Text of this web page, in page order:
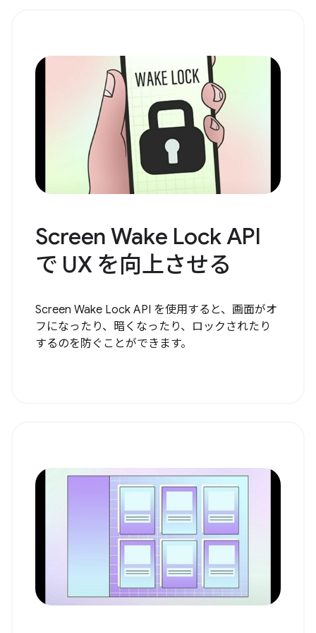
Screen Wake Lock API
で UX を向上させる
Screen Wake Lock API を使用すると、画面がオ
フになったり、暗くなったり、ロックされたり
するのを防ぐことができます。